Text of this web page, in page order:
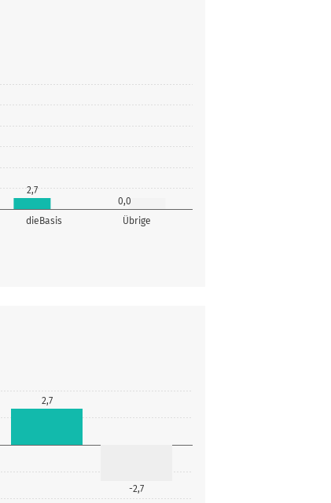
dieBasis Übrige
2,7
0,0
2,7
-2,7